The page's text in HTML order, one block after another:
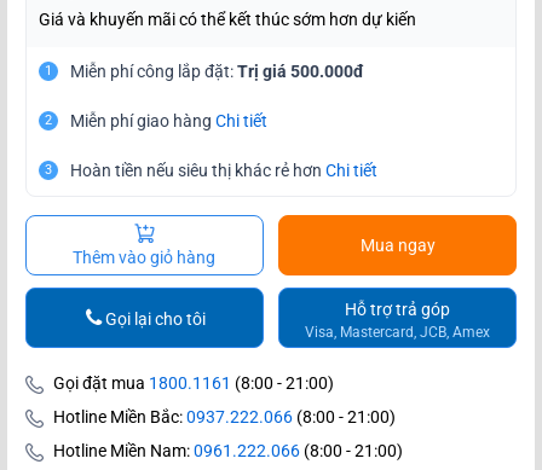
Giá và khuyến mãi có thể kết thúc sớm hơn dự kiến
1 Miễn phí công lắp đặt:Trị giá 500.000đ
2 Miễn phí giao hàng Chi tiết
3 Hoàn tiền nếu siêu thị khác rẻ hơn Chi tiết
Thêm vào giỏ hàng
Mua ngay
Hỗ trợ trả góp
Visa, Mastercard, JCB, Amex
Gọi lại cho tôi
Gọi đặt mua 1800.1161 (8:00 - 21:00)
Hotline Miền Bắc:0937.222.066 (8:00 - 21:00)
Hotline Miền Nam:0961.222.066 (8:00 - 21:00)